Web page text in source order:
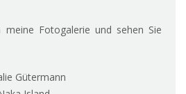
meine Fotogalerie und sehen Sie
Gütermann